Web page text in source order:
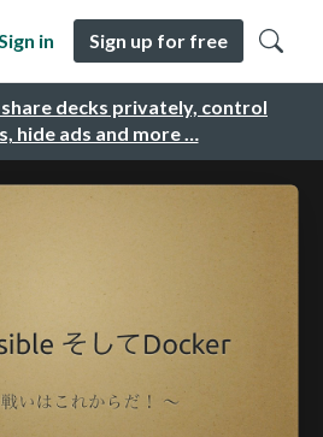
decks privately, control
hide ads and more …
in Sign up for free